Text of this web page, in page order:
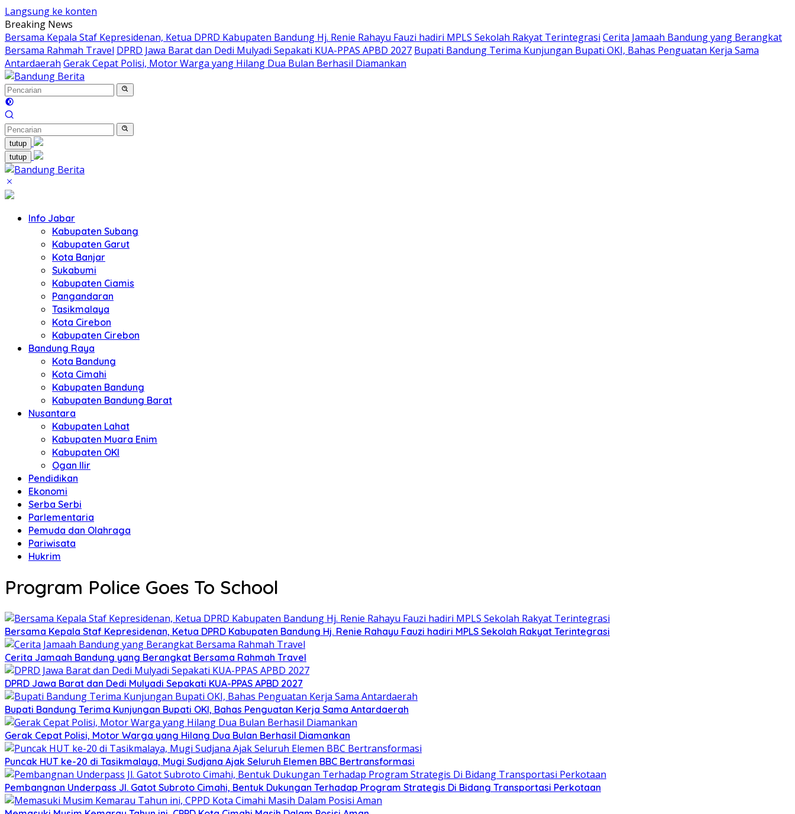
Langsung ke konten
Breaking News
Bersama Kepala Staf Kepresidenan, Ketua DPRD Kabupaten Bandung Hj. Renie Rahayu Fauzi hadiri MPLS Sekolah Rakyat Terintegrasi Cerita Jamaah Bandung yang Berangkat
Bersama Rahmah Travel DPRD Jawa Barat dan Dedi Mulyadi Sepakati KUA-PPAS APBD 2027 Bupati Bandung Terima Kunjungan Bupati OKI, Bahas Penguatan Kerja Sama
Antardaerah Gerak Cepat Polisi, Motor Warga yang Hilang Dua Bulan Berhasil Diamankan
tutup
tutup
Info Jabar
Kabupaten Subang
Kabupaten Garut
Kota Banjar
Sukabumi
Kabupaten Ciamis
Pangandaran
Tasikmalaya
Kota Cirebon
Kabupaten Cirebon
Bandung Raya
Kota Bandung
Kota Cimahi
Kabupaten Bandung
Kabupaten Bandung Barat
Nusantara
Kabupaten Lahat
Kabupaten Muara Enim
Kabupaten OKI
Ogan Ilir
Pendidikan
Ekonomi
Serba Serbi
Parlementaria
Pemuda dan Olahraga
Pariwisata
Hukrim
Program Police Goes To School
Bersama Kepala Staf Kepresidenan, Ketua DPRD Kabupaten Bandung Hj. Renie Rahayu Fauzi hadiri MPLS Sekolah Rakyat Terintegrasi
Cerita Jamaah Bandung yang Berangkat Bersama Rahmah Travel
DPRD Jawa Barat dan Dedi Mulyadi Sepakati KUA-PPAS APBD 2027
Bupati Bandung Terima Kunjungan Bupati OKI, Bahas Penguatan Kerja Sama Antardaerah
Gerak Cepat Polisi, Motor Warga yang Hilang Dua Bulan Berhasil Diamankan
Puncak HUT ke-20 di Tasikmalaya, Mugi Sudjana Ajak Seluruh Elemen BBC Bertransformasi
Pembangnan Underpass Jl. Gatot Subroto Cimahi, Bentuk Dukungan Terhadap Program Strategis Di Bidang Transportasi Perkotaan